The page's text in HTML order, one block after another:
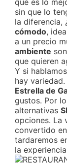
qué es lo
sin que lo
la diferencia,
cómodo,
a un precio
ambiente
que quieren
Y si
hay
Estrella de
gustos. Por
alternativas
opciones. La
convertido
tardaremos
la